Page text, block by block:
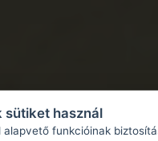
sütiket használ
alapvető funkcióinak